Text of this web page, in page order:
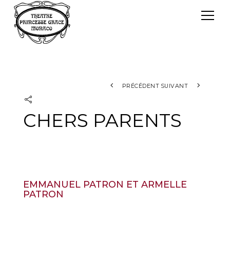
Le TPG
PRÉCÉDENT SUIVANT
CHERS PARENTS
EMMANUEL PATRON ET ARMELLE
PATRON
Panneau de gestion des cookies